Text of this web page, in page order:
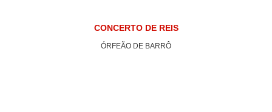
CONCERTO DE REIS
ÓRFEÃO DE BARRÔ